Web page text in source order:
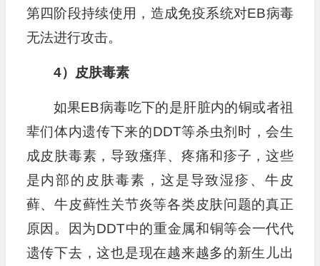
第四阶段持续使用，造成免疫系统对EB病毒
无法进行攻击。
4）皮肤毒素
如果EB病毒吃下的是肝脏内的铜或者祖
辈们体内遗传下来的DDT等杀虫剂时，会生
成皮肤毒素，导致瘙痒、疼痛和疹子，这些
是内部的皮肤毒素，这是导致湿疹、牛皮
藓、牛皮藓性关节炎等各类皮肤问题的真正
原因。因为DDT中的重金属和铜等会一代代
遗传下去，这也是现在越来越多的新生儿出